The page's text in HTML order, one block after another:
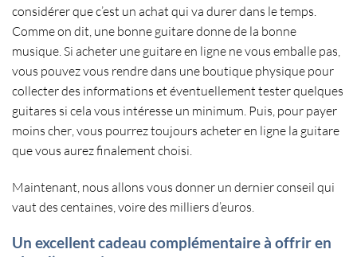
considérer que c’est un achat qui va durer dans le temps.
Comme on dit, une bonne guitare donne de la bonne
musique. Si acheter une guitare en ligne ne vous emballe pas,
vous pouvez vous rendre dans une boutique physique pour
collecter des informations et éventuellement tester quelques
guitares si cela vous intéresse un minimum. Puis, pour payer
moins cher , vous pourrez toujours acheter en ligne la guitare
que vous aurez finalement choisi.
Maintenant, nous allons vous donner un dernier conseil qui
vaut des centaines, voire des milliers d’euros.
Un excellent cadeau complémentaire à offrir en